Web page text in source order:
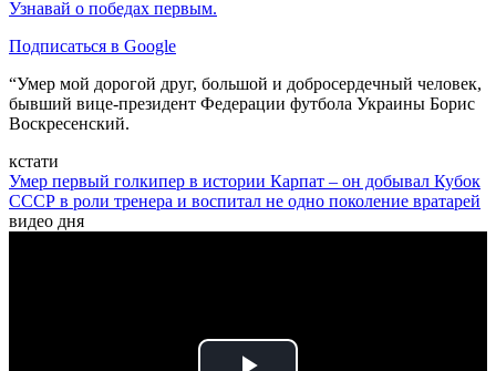
Узнавай о победах первым.
Подписаться в Google
“Умер мой дорогой друг, большой и добросердечный человек,
бывший вице-президент Федерации футбола Украины Борис
Воскресенский.
кстати
Умер первый голкипер в истории Карпат – он добывал Кубок
СССР в роли тренера и воспитал не одно поколение вратарей
видео дня